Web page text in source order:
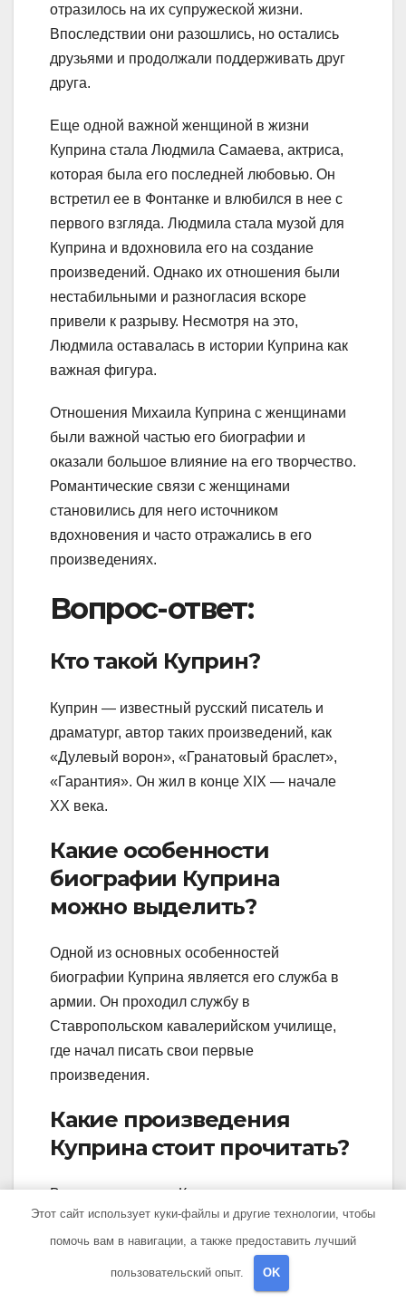
отразилось на их супружеской жизни.
Впоследствии они разошлись, но остались
друзьями и продолжали поддерживать друг
друга.
Еще одной важной женщиной в жизни
Куприна стала Людмила Самаева, актриса,
которая была его последней любовью. Он
встретил ее в Фонтанке и влюбился в нее с
первого взгляда. Людмила стала музой для
Куприна и вдохновила его на создание
произведений. Однако их отношения были
нестабильными и разногласия вскоре
привели к разрыву. Несмотря на это,
Людмила оставалась в истории Куприна как
важная фигура.
Отношения Михаила Куприна с женщинами
были важной частью его биографии и
оказали большое влияние на его творчество.
Романтические связи с женщинами
становились для него источником
вдохновения и часто отражались в его
произведениях.
Вопрос-ответ:
Кто такой Куприн?
Куприн — известный русский писатель и
драматург, автор таких произведений, как
«Дулевый ворон», «Гранатовый браслет»,
«Гарантия». Он жил в конце XIX — начале
XX века.
Какие особенности
биографии Куприна
можно выделить?
Одной из основных особенностей
биографии Куприна является его служба в
армии. Он проходил службу в
Ставропольском кавалерийском училище,
где начал писать свои первые
произведения.
Какие произведения
Куприна стоит прочитать?
Все произведения Куприна заслуживают
внимания, но особенно рекомендуется
прочитать «Дулевый ворон», «Гранатовый
браслет» и «Гарантия». В этих
произведениях писатель поднимает важные
Этот сайт использует куки-файлы и другие технологии, чтобы
помочь вам в навигации, а также предоставить лучший
пользовательский опыт. OK